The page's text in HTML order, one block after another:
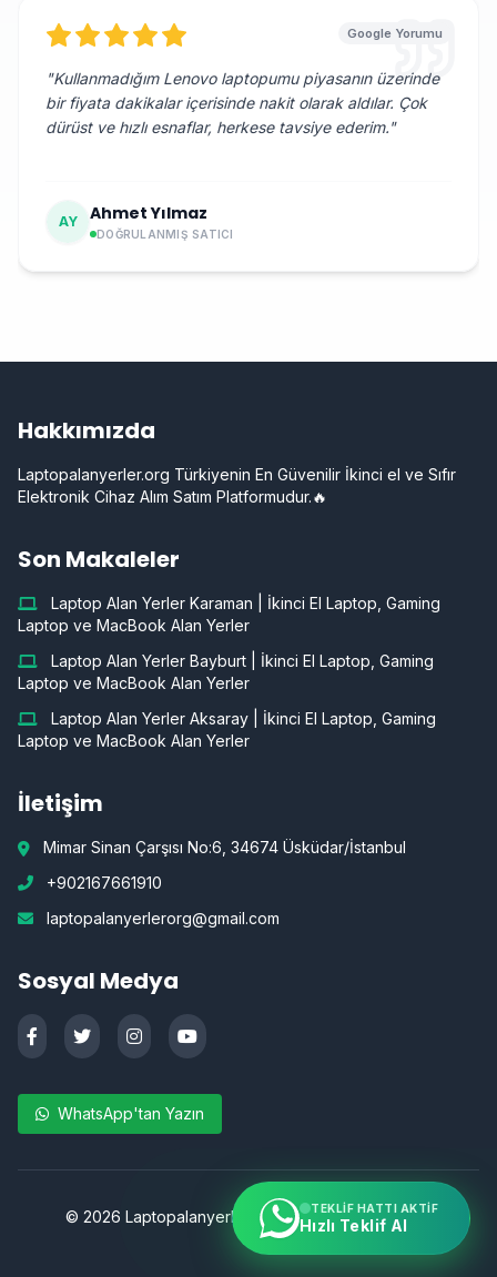
Google Yorumu
"Kullanmadığım Lenovo laptopumu piyasanın üzerinde
bir fiyata dakikalar içerisinde nakit olarak aldılar. Çok
dürüst ve hızlı esnaflar, herkese tavsiye ederim."
AY Ahmet Yılmaz
DOĞRULANMIŞ SATICI
Hakkımızda
Laptopalanyerler.org Türkiyenin En Güvenilir İkinci el ve Sıfır
Elektronik Cihaz Alım Satım Platformudur.🔥
Son Makaleler
Laptop Alan Yerler Karaman | İkinci El Laptop, Gaming
Laptop ve MacBook Alan Yerler
Laptop Alan Yerler Bayburt | İkinci El Laptop, Gaming
Laptop ve MacBook Alan Yerler
Laptop Alan Yerler Aksaray | İkinci El Laptop, Gaming
Laptop ve MacBook Alan Yerler
İletişim
Mimar Sinan Çarşısı No:6, 34674 Üsküdar/İstanbul
+902167661910
laptopalanyerlerorg@gmail.com
Sosyal Medya
WhatsApp'tan Yazın
© 2026 Laptopalanyerler.org | Tüm hakları saklıdır.
TEKLIF HATTI AKTIF
Hızlı Teklif Al